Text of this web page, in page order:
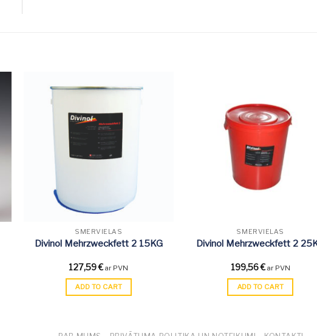
SMĒRVIELAS
Divinol Mehrzweckfett 2 15KG
127,59€ ar PVN
ADD TO CART
SMĒRVIELAS
Divinol Mehrzweckfett 2
199,56€ ar PVN
ADD TO CART